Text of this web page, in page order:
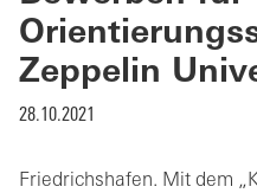
Zeppelin
28.10.2021
Friedrichshafen. Mit dem